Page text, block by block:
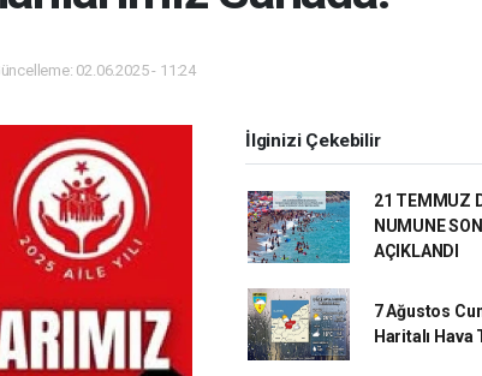
02.06.2025 - 11:24
İlginizi Çekebilir
21 TEMMUZ
NUMUNE
AÇIKLANDI
7 Ağustos
Haritalı Hava